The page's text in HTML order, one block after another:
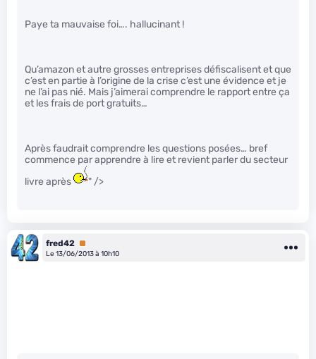
Paye ta mauvaise foi…. hallucinant !
Qu’amazon et autre grosses entreprises défiscalisent et que
c’est en partie à l’origine de la crise c’est une évidence et je
ne l’ai pas nié. Mais j’aimerai comprendre le rapport entre ça
et les frais de port gratuits…
Après faudrait comprendre les questions posées… bref
commence par apprendre à lire et revient parler du secteur
livre après
" />
fred42 Premium
Le 13/06/2013 à 10h10